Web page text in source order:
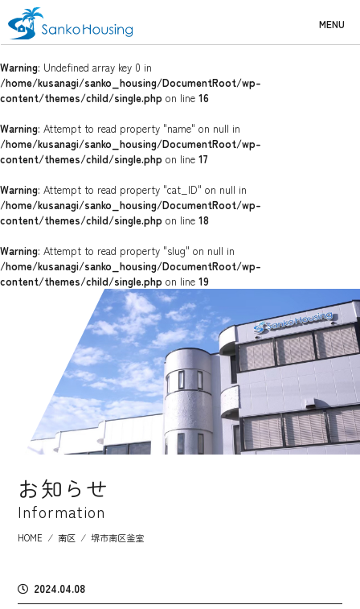
MENU
Warning: Undefined array key 0 in
/home/kusanagi/sanko_housing/DocumentRoot/wp-
content/themes/child/single.php on line 16
Warning: Attempt to read property "name" on null in
/home/kusanagi/sanko_housing/DocumentRoot/wp-
content/themes/child/single.php on line 17
Warning: Attempt to read property "cat_ID" on null in
/home/kusanagi/sanko_housing/DocumentRoot/wp-
content/themes/child/single.php on line 18
Warning: Attempt to read property "slug" on null in
/home/kusanagi/sanko_housing/DocumentRoot/wp-
content/themes/child/single.php on line 19
お知らせ
Information
HOME ⁄ 南区 ⁄ 堺市南区釜室
2024.04.08